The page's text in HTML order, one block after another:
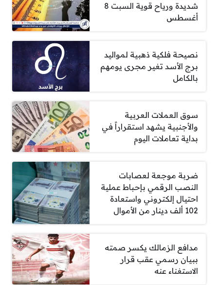
شديدة ورياح قوية السبت 8
أغسطس
نصيحة فلكية ذهبية لمواليد
برج الأسد تغير مجرى يومهم
بالكامل
سوق العملات العربية
والأجنبية يشهد استقراراً في
بداية تعاملات اليوم
ضربة موجعة لعصابات
النصب الرقمي بإحباط عملية
احتيال إلكتروني واستعادة
102 ألف دينار من الأموال
مدافع الزمالك يكسر صمته
ببيان رسمي عقب قرار
الاستغناء عنه